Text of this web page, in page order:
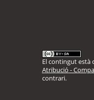
El contingut està
Atribució -
contrari.